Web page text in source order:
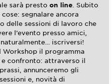
sarà presto on line . Subito
segnalare ancora
delle sessioni di lavoro che
l’evento presso amici,
iscriversi!
il programma
confronto: attraverso il
annunceremo gli
e, novità di